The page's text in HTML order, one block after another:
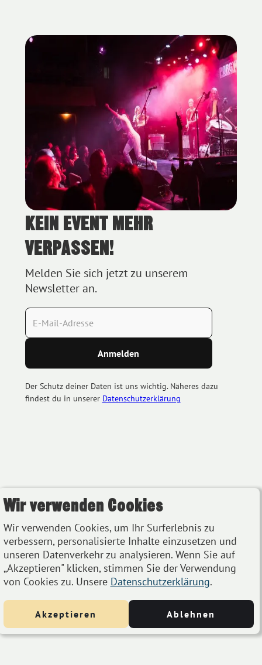
Wir verwenden Cookies
Wir verwenden Cookies, um Ihr Surferlebnis zu
verbessern, personalisierte Inhalte einzusetzen und
unseren Datenverkehr zu analysieren. Wenn Sie auf
„Akzeptieren" klicken, stimmen Sie der Verwendung
von Cookies zu. Unsere Datenschutzerklärung.
Akzeptieren Ablehnen
KEIN EVENT MEHR
VERPASSEN!
Melden Sie sich jetzt zu unserem
Newsletter an.
Der Schutz deiner Daten ist uns wichtig. Näheres dazu
findest du in unserer Datenschutzerklärung
Blue Bird Festival 2023 - Foto (c) Hanna Pribitzer